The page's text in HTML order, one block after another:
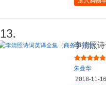
13.
李清照
朱曼华
2018-11-16